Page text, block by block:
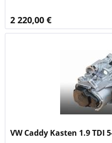
2 220,00 €
VW Caddy Kasten 1.9